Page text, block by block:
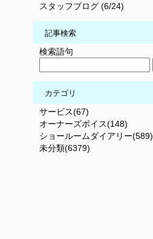
スタッフブログ (6/24)
記事検索
検索語句
カテゴリ
サービス(67)
オーナーズボイス(148)
ショールームダイアリー(589)
未分類(6379)